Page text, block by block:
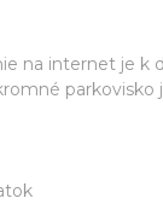
na internet je k
parkovisko